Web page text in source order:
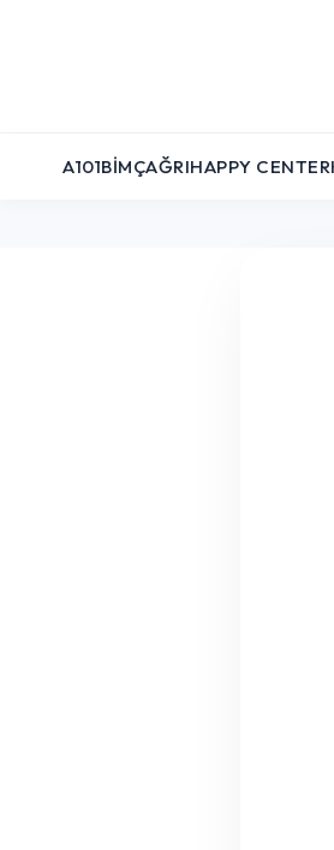
A101BIMÇAĞRIHAPPY CENTER